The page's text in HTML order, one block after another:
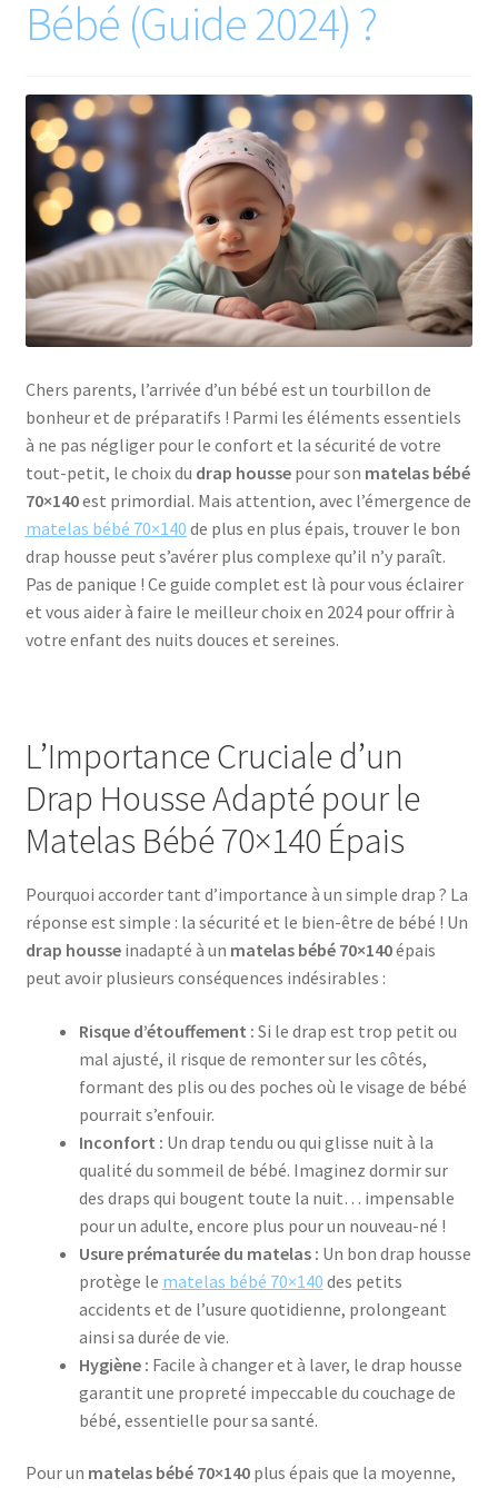
Matelas bébé IKEA
Matelas enfant IKEA
Mentions légales
Mon compte
Nos comparatifs des matelas bébé du marché
Nos comparatifs des matelas enfant du marché
Panier
Protection des données
Qui sommes-nous ?
Validation de la commande
Bébé (Guide 2024) ?
Chers parents, l’arrivée d’un bébé est un tourbillon de
bonheur et de préparatifs ! Parmi les éléments essentiels
à ne pas négliger pour le confort et la sécurité de votre
tout-petit, le choix du drap houssepour son matelas bébé
70×140est primordial. Mais attention, avec l’émergence de
matelas bébé 70×140 de plus en plus épais, trouver le bon
drap housse peut s’avérer plus complexe qu’il n’y paraît.
Pas de panique ! Ce guide complet est là pour vous éclairer
et vous aider à faire le meilleur choix en 2024 pour offrir à
votre enfant des nuits douces et sereines.
L’Importance Cruciale d’un
Drap Housse Adapté pour le
Matelas Bébé 70×140 Épais
Pourquoi accorder tant d’importance à un simple drap ? La
réponse est simple : la sécurité et le bien-être de bébé ! Un
drap housseinadapté à un matelas bébé 70×140épais
peut avoir plusieurs conséquences indésirables :
Risque d’étouffement : Si le drap est trop petit ou
mal ajusté, il risque de remonter sur les côtés,
formant des plis ou des poches où le visage de bébé
pourrait s’enfouir.
Inconfort : Un drap tendu ou qui glisse nuit à la
qualité du sommeil de bébé. Imaginez dormir sur
des draps qui bougent toute la nuit… impensable
pour un adulte, encore plus pour un nouveau-né !
Usure prématurée du matelas : Un bon drap housse
protège le matelas bébé 70×140 des petits
accidents et de l’usure quotidienne, prolongeant
ainsi sa durée de vie.
Hygiène : Facile à changer et à laver, le drap housse
garantit une propreté impeccable du couchage de
bébé, essentielle pour sa santé.
Pour un matelas bébé 70×140plus épais que la moyenne,